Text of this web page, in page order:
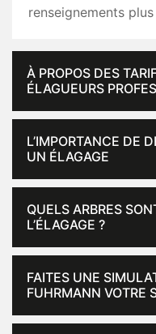
renseignements
À PROPOS DES
ÉLAGUEURS
L’IMPORTANCE DE
UN ÉLAGAGE
QUELS ARBRES
L’ÉLAGAGE ?
FAITES UNE
FUHRMANN VOTRE